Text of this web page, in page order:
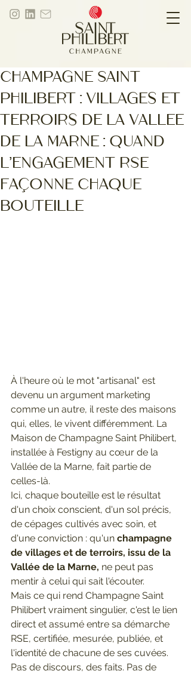
Champagne Saint
Philibert : villages et
terroirs de la Vallee
de la Marne : quand
l'engagement RSE
façonne chaque
bouteille
À l'heure où le mot "artisanal" est
devenu un argument marketing
comme un autre, il reste des maisons
qui, elles, le vivent différemment. La
Maison de Champagne Saint Philibert,
installée à Festigny au cœur de la
Vallée de la Marne, fait partie de
celles-là.
Ici, chaque bouteille est le résultat
d'un choix conscient, d'un sol précis,
de cépages cultivés avec soin, et
d'une conviction : qu'un champagne
de villages et de terroirs, issu de la
Vallée de la Marne, ne peut pas
mentir à celui qui sait l'écouter.
Mais ce qui rend Champagne Saint
Philibert vraiment singulier, c'est le lien
direct et assumé entre sa démarche
RSE, certifiée, mesurée, publiée, et
l'identité de chacune de ses cuvées.
Pas de discours, des faits. Pas de